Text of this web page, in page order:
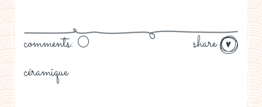
share
comments: 0
céramique